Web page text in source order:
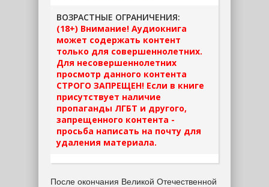
ВОЗРАСТНЫЕ ОГРАНИЧЕНИЯ:
(18+) Внимание! Аудиокнига
может содержать контент
только для совершеннолетних.
Для несовершеннолетних
просмотр данного контента
СТРОГО ЗАПРЕЩЕН! Если в книге
присутствует наличие
пропаганды ЛГБТ и другого,
запрещенного контента -
просьба написать на почту для
удаления материала.
После окончания Великой Отечественной